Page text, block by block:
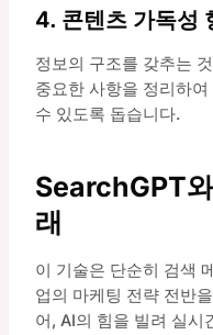
4. 콘텐츠 가독성
정보의 구조를 갖추는
중요한 사항을 정리하
수 있도록 돕습니다.
SearchGPT
래
이 기술은 단순히 검색
업의 마케팅 전략 전반
어, AI의 힘을 빌려 실시